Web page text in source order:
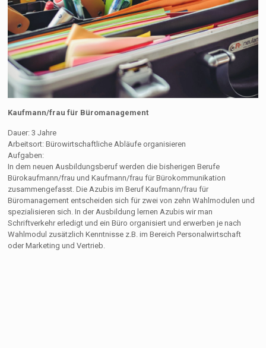
Kaufmann/frau für Büromanagement
Dauer: 3 Jahre
Arbeitsort: Bürowirtschaftliche Abläufe organisieren
Aufgaben:
In dem neuen Ausbildungsberuf werden die bisherigen Berufe
Bürokaufmann/frau und Kaufmann/frau für Bürokommunikation
zusammengefasst. Die Azubis im Beruf Kaufmann/frau für
Büromanagement entscheiden sich für zwei von zehn Wahlmodulen und
spezialisieren sich. In der Ausbildung lernen Azubis wir man
Schriftverkehr erledigt und ein Büro organisiert und erwerben je nach
Wahlmodul zusätzlich Kenntnisse z.B. im Bereich Personalwirtschaft
oder Marketing und Vertrieb.